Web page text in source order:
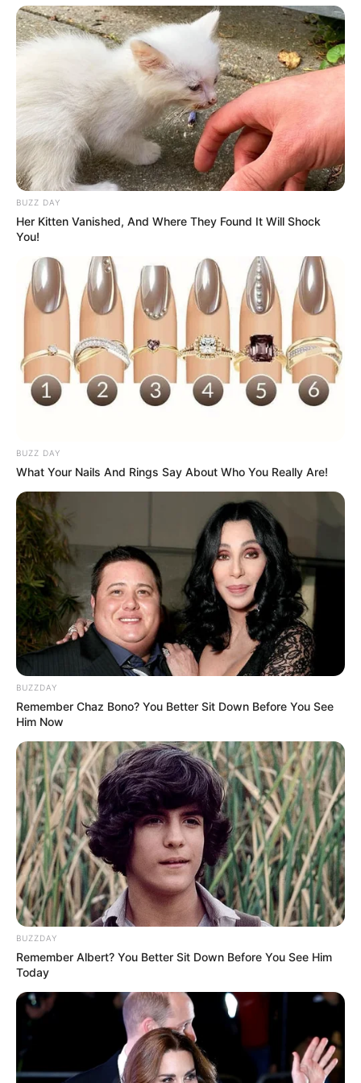
Lee Man Jin adalah seorang polisi yang telah lama bertugas di
kereta bawah tanah. Dia meghabiskan waktunya selama 17 tahun
untuk memenuhi keamanan di kereta bawah tanah.
Dia telah bnyak melalui masa-masa sulit maupun bertemu dengan
beberapa penjahat. Dia akhirnya memiliki rekan yang berjiwa
sosial tinggi serta taat terhadap peraturan.
Kang So Hoo adalah seorang polisi pemula yang juga bekerja di
kereta bawah tanah. Dia menjadi detektif muda yang terampil dan
juga cekatan dalam mengambil tindakan.
Bersmaa dengan rekan-rekanya dia mengamankan kereta bawah
tanah dan juga mencari kebenaran tentang pembunuh.
5. Jung Yo Jin berperan sebagai Ha Ma Ri
BUZZ DAY
Her Kitten Vanished, And Where They Found It Will Shock
You!
BUZZ DAY
What Your Nails And Rings Say About Who You Really Are!
BUZZDAY
Remember Chaz Bono? You Better Sit Down Before You See
Him Now
BUZZDAY
Remember Albert? You Better Sit Down Before You See Him
Today